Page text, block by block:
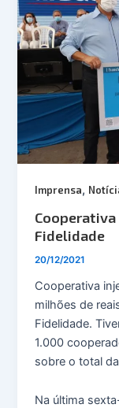
Imprensa,
Cooperativa
Fidelidade
20/12/2021
Cooperativa
milhões de
Fidelidade.
1.000
sobre o total
Na última